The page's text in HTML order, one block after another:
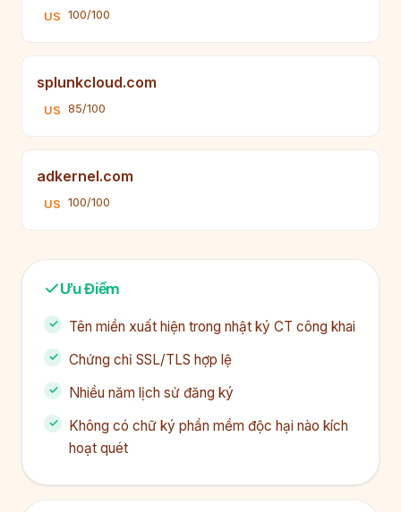
US 100/100
splunkcloud.com
US 85/100
adkernel.com
US 100/100
Ưu Điểm
Tên miền xuất hiện trong nhật ký CT công khai
Chứng chỉ SSL/TLS hợp lệ
Nhiều năm lịch sử đăng ký
Không có chữ ký phần mềm độc hại nào kích
hoạt quét